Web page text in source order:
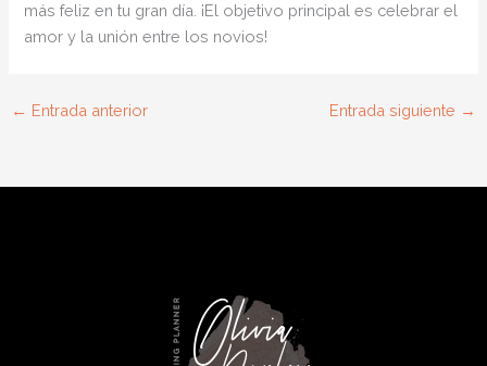
más feliz en tu gran día. ¡El objetivo principal es celebrar el
amor y la unión entre los novios!
← Entrada anterior Entrada siguiente →